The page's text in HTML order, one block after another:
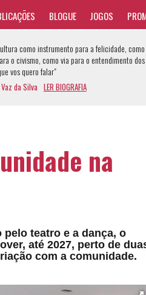
BLOGUE JOGOS
como instrumento para a felicidade, como
o civismo, como via para o entendimento dos
vos quero falar"
da Silva LER BIOGRAFIA
na
teatro e a dança, o
até 2027, perto de
com a comunidade.